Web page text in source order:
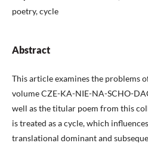
poetry, cycle
Abstract
This article examines the problems
volume CZE-KA-NIE-NA-SCHO-
well as the titular poem from this
is treated as a cycle, which
translational dominant and